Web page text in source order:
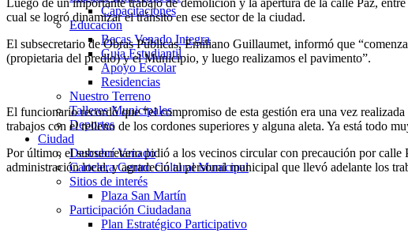
Capacitaciones
Educación
Becas Venado Integra
Guía Estudiantil
Apoyo Escolar
Residencias
Nuestro Terreno
Talleres Municipales
Deportes
Ciudad
Descubrí Venado
Cartelera Centro Cultural Municipal
Sitios de interés
Plaza San Martín
Participación Ciudadana
Plan Estratégico Participativo
cual se logró dinamizar el tránsito en ese sector de la ciudad.
El subsecretario de Obras Públicas, Emiliano Guillaumet, informó que
(propietaria del predio) y el Municipio, y luego realizamos el pavimento”.
El funcionario recordó que “el compromiso de esta gestión era una vez
trabajos con el relleno de los cordones superiores y alguna aleta. Ya está todo
Por último, el subsecretario pidió a los vecinos circular con precaución por
administración local, y agradeció al personal municipal que llevó adelante los